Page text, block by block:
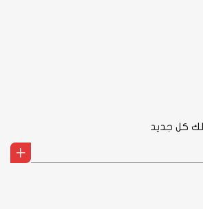
كل جديد